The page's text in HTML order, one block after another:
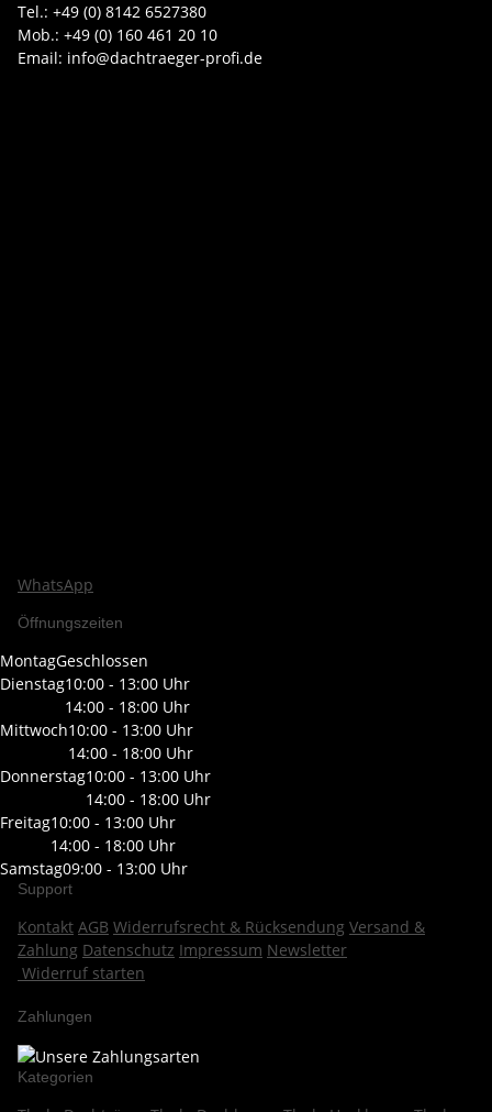
Tel.: +49 (0) 8142 6527380
Mob.: +49 (0) 160 461 20 10
Email: info@dachtraeger-profi.de
WhatsApp
Öffnungszeiten
MontagGeschlossen
Dienstag10:00 - 13:00 Uhr
14:00 - 18:00 Uhr
Mittwoch10:00 - 13:00 Uhr
14:00 - 18:00 Uhr
Donnerstag10:00 - 13:00 Uhr
14:00 - 18:00 Uhr
Freitag10:00 - 13:00 Uhr
14:00 - 18:00 Uhr
Samstag09:00 - 13:00 Uhr
Support
Kontakt AGB Widerrufsrecht & Rücksendung Versand &
Zahlung Datenschutz Impressum Newsletter
Widerruf starten
Zahlungen
Kategorien